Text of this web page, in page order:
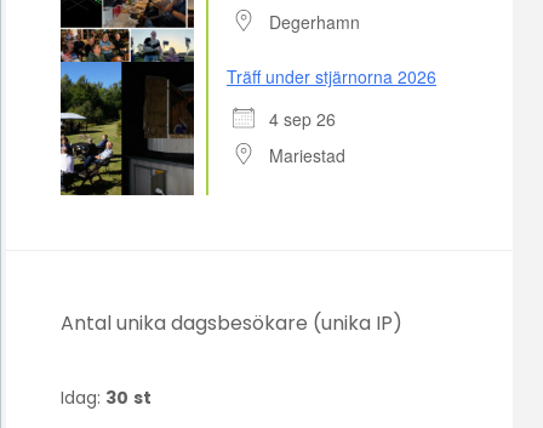
Degerhamn
Träff under stjärnorna 2026
4 sep 26
Mariestad
Antal unika dagsbesökare (unika IP)
Idag: 30 st